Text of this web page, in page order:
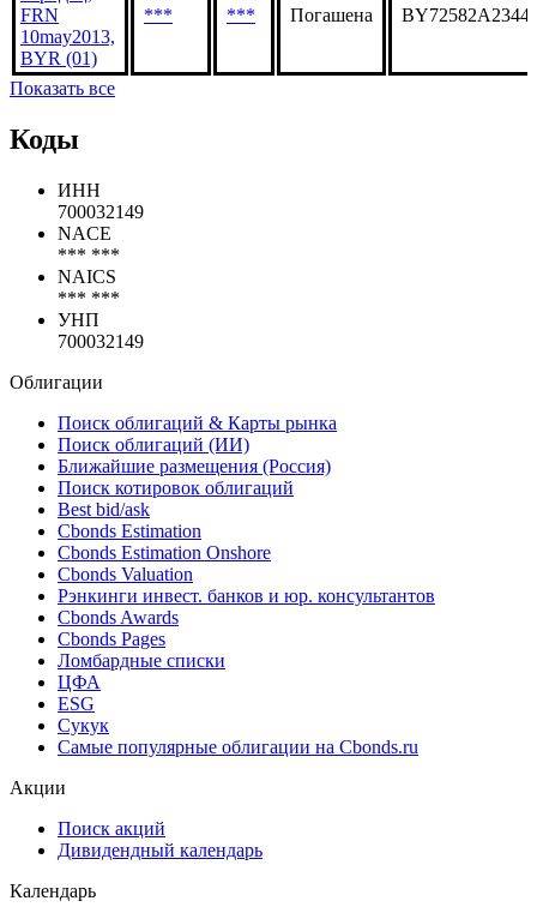
FRN
10may2013,
BYR (01)
*** *** Погашена BY72582A2344
Показать все
Коды
ИНН
700032149
NACE
*** ***
NAICS
*** ***
УНП
700032149
Облигации
Поиск облигаций & Карты рынка
Поиск облигаций (ИИ)
Ближайшие размещения (Россия)
Поиск котировок облигаций
Best bid/ask
Cbonds Estimation
Cbonds Estimation Onshore
Cbonds Valuation
Рэнкинги инвест. банков и юр. консультантов
Cbonds Awards
Cbonds Pages
Ломбардные списки
ЦФА
ESG
Сукук
Самые популярные облигации на Cbonds.ru
Акции
Поиск акций
Дивидендный календарь
Календарь